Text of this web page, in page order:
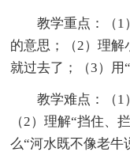
教学重点：（1
的意思；（2）理解
就过去了；（3）
教学难点：（1
（2）理解“挡住、
么“河水既不像老牛